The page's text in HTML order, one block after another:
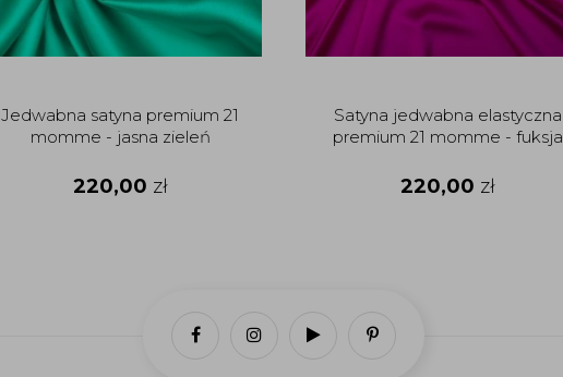
Jedwabna satyna premium 21
momme - jasna zieleń
220,00 zł
Satyna jedwabna elastyczna
premium 21 momme - fuksja
220,00 zł